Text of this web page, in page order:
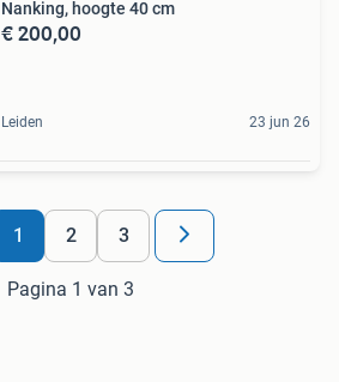
Nanking, hoogte 40 cm
€ 200,00
Leiden 23 jun 26
1 2 3
Pagina 1 van 3